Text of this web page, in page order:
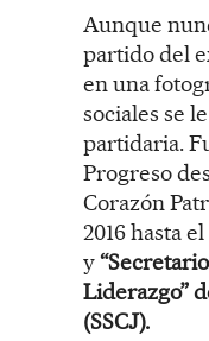
Aunque
partido del
en una
sociales se
partidaria.
Progreso
Corazón
2016 hasta
y
Liderazgo”
(SSCJ).